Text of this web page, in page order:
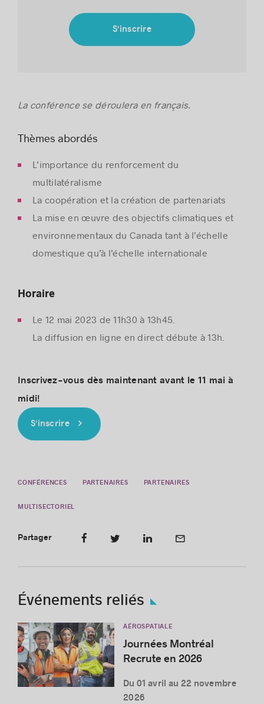
S'inscrire
La conférence se déroulera en français.
Thèmes abordés
L’importance du renforcement du
multilatéralisme
La coopération et la création de partenariats
La mise en œuvre des objectifs climatiques et
environnementaux du Canada tant à l’échelle
domestique qu’à l’échelle internationale
Horaire
Le 12 mai 2023 de 11h30 à 13h45.
La diffusion en ligne en direct débute à 13h.
Inscrivez-vous dès maintenant avant le 11 mai à
midi!
S'inscrire
CONFÉRENCES PARTENAIRES PARTENAIRES
MULTISECTORIEL
Partager
Événements reliés
AÉROSPATIALE
Journées Montréal
Recrute en 2026
Du 01 avril au 22 novembre
2026